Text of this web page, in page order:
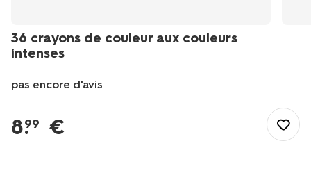
36 crayons de couleur aux couleurs
intenses
pas encore d'avis
be/papeterie/stylos-
crayons/crayons/36%C2%A0crayons-
couleur-
8.
99 €